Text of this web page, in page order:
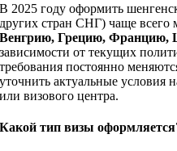
В 2025 году оформить
других стран СНГ) чаще всего
Венгрию, Грецию, Францию,
зависимости от текущих
требования постоянно
уточнить актуальные условия
или визового центра.
Какой тип визы